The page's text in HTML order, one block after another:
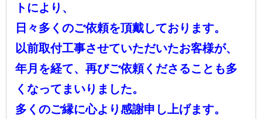
トにより、
日々多くのご依頼を頂戴しております。
以前取付工事させていただいたお客様が、
年月を経て、再びご依頼くださることも多
くなってまいりました。
多くのご縁に心より感謝申し上げます。